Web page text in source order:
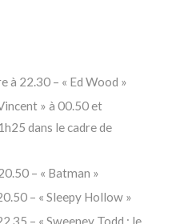
à 22.30 – « Ed Wood »
» à 00.50 et
dans le cadre de
– « Batman »
– « Sleepy Hollow »
– « Sweeney Todd : le